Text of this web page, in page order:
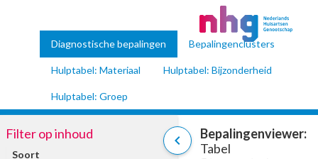
Diagnostische bepalingen Bepalingenclusters
Hulptabel: Materiaal Hulptabel: Bijzonderheid
Hulptabel: Groep
chevron_left
Filter op inhoud
Soort
Bepalingenviewer:
Tabel